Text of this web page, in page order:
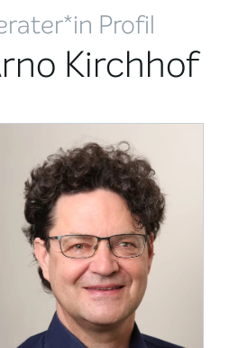
Profil
Kirchhof